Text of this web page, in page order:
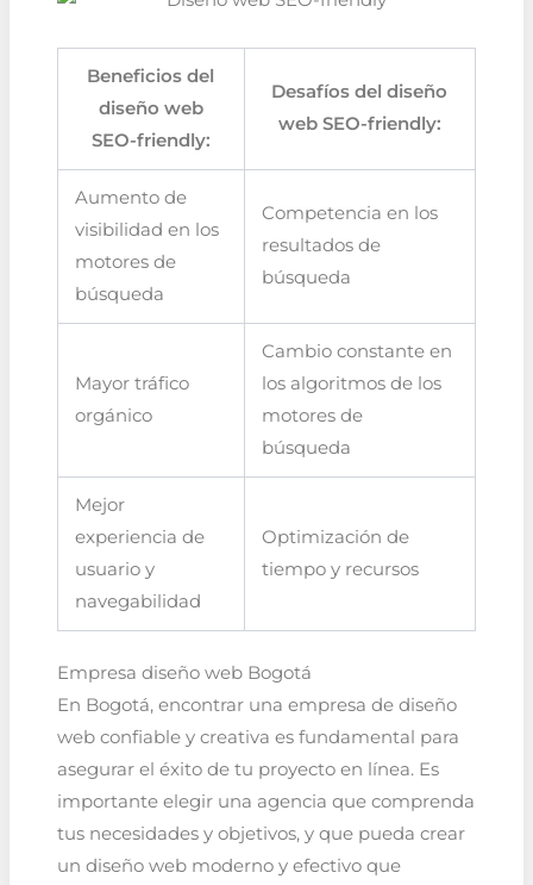
Beneficios del
diseño web
SEO-friendly:
Desafíos del diseño
web SEO-friendly:
Aumento de
visibilidad en los
motores de
búsqueda
Competencia en los
resultados de
búsqueda
Mayor tráfico
orgánico
Cambio constante en
los algoritmos de los
motores de
búsqueda
Mejor
experiencia de
usuario y
navegabilidad
Optimización de
tiempo y recursos
Empresa diseño web Bogotá
En Bogotá, encontrar una empresa de diseño
web confiable y creativa es fundamental para
asegurar el éxito de tu proyecto en línea. Es
importante elegir una agencia que comprenda
tus necesidades y objetivos, y que pueda crear
un diseño web moderno y efectivo que